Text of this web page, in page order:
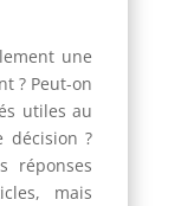
une
? Peut-on
utiles au
décision ?
réponses
mais